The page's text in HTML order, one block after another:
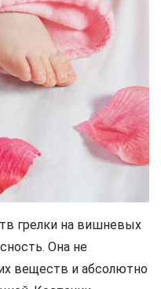
грелки на вишневых
Она не
веществ и абсолютно